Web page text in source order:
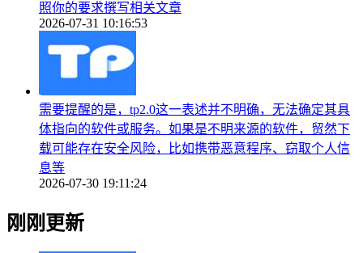
照你的要求撰写相关文章
2026-07-31 10:16:53
需要提醒的是，tp2.0这一表述并不明确，无法确定其具
体指向的软件或服务。如果是不明来源的软件，贸然下
载可能存在安全风险，比如携带恶意程序、窃取个人信
息等
2026-07-30 19:11:24
刚刚更新